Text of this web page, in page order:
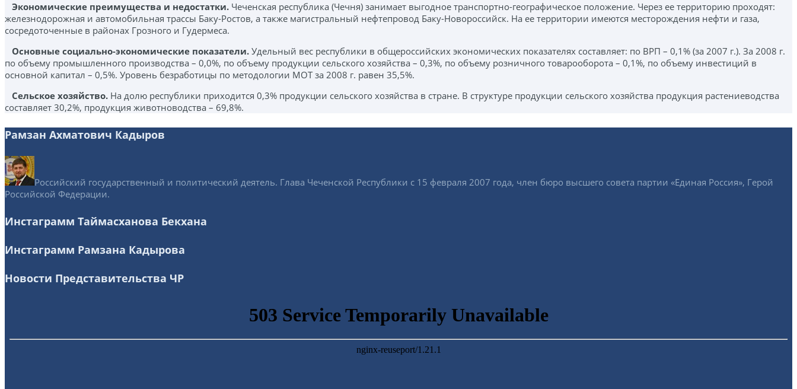
Экономические преимущества и недостатки. Чеченская республика (Чечня) занимает выгодное транспортно-географическое положение. Через ее территорию проходят:
железнодорожная и автомобильная трассы Баку-Ростов, а также магистральный нефтепровод Баку-Новороссийск. На ее территории имеются месторождения нефти и газа,
сосредоточенные в районах Грозного и Гудермеса.
Основные социально-экономические показатели. Удельный вес республики в общероссийских экономических показателях составляет: по ВРП – 0,1% (за 2007 г.). За 2008 г.
по объему промышленного производства – 0,0%, по объему продукции сельского хозяйства – 0,3%, по объему розничного товарооборота – 0,1%, по объему инвестиций в
основной капитал – 0,5%. Уровень безработицы по методологии МОТ за 2008 г. равен 35,5%.
Сельское хозяйство. На долю республики приходится 0,3% продукции сельского хозяйства в стране. В структуре продукции сельского хозяйства продукция растениеводства
составляет 30,2%, продукция животноводства – 69,8%.
Рамзан Ахматович Кадыров
Российский государственный и политический деятель. Глава Чеченской Республики с 15 февраля 2007 года, член бюро высшего совета партии «Единая Россия», Герой
Российской Федерации.
Инстаграмм Таймасханова Бекхана
Инстаграмм Рамзана Кадырова
Новости Представительства ЧР